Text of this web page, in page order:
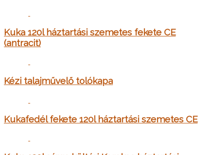
Kuka 120l háztartási szemetes fekete CE
(antracit)
Kézi talajművelő tolókapa
Kukafedél fekete 120l háztartási szemetes CE